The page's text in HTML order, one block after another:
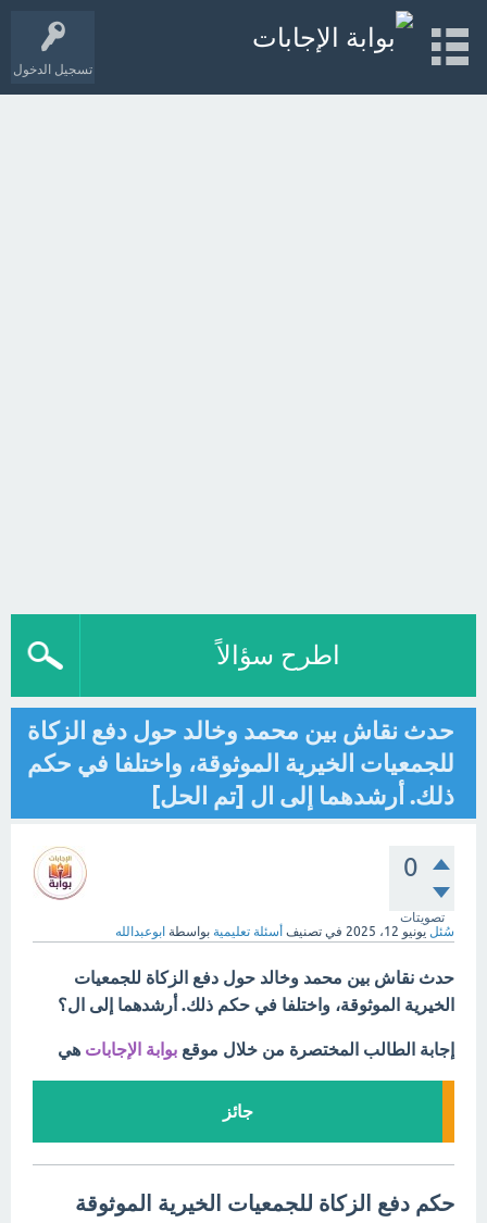
تسجيل الدخول
اطرح سؤالاً
حدث نقاش بين محمد وخالد حول دفع الزكاة
للجمعيات الخيرية الموثوقة، واختلفا في حكم
ذلك. أرشدهما إلى ال [تم الحل]
0
تصويتات
سُئل يونيو 12، 2025 في تصنيف أسئلة تعليمية بواسطة ابوعبدالله
حدث نقاش بين محمد وخالد حول دفع الزكاة للجمعيات
الخيرية الموثوقة، واختلفا في حكم ذلك. أرشدهما إلى ال؟
إجابة الطالب المختصرة من خلال موقع بوابة الإجابات هي
جائز
حكم دفع الزكاة للجمعيات الخيرية الموثوقة